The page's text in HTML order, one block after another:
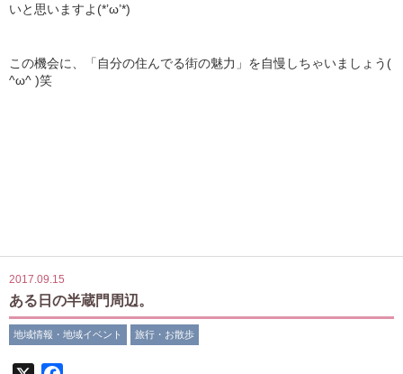
いと思いますよ(*’ω’*)
この機会に、「自分の住んでる街の魅力」を自慢しちゃいましょう(
^ω^ )笑
2017.09.15
ある日の半蔵門周辺。
地域情報・地域イベント 旅行・お散歩